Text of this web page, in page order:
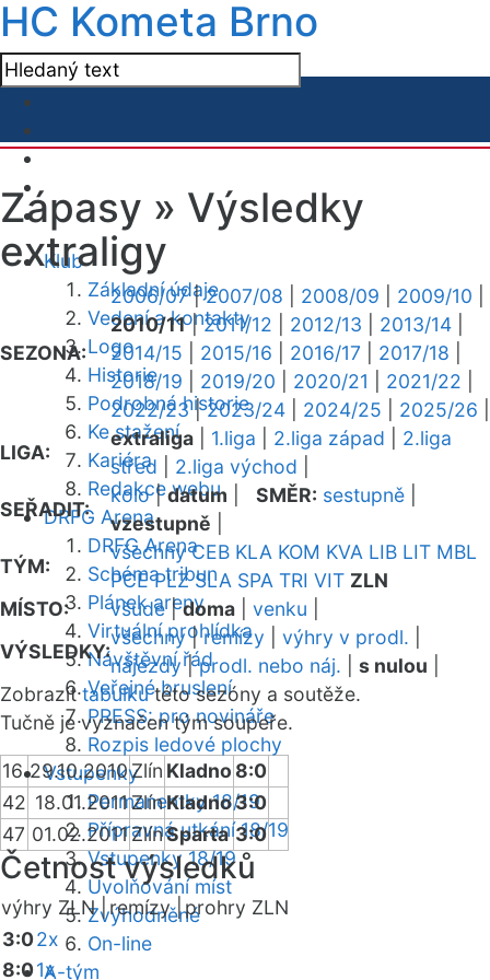
HC Kometa Brno
Klub
Základní údaje
Vedení a kontakty
Logo
Historie
Podrobná historie
Ke stažení
Kariéra
Redakce webu
DRFG Arena
DRFG Arena
Schéma tribun
Plánek areny
Virtuální prohlídka
Návštěvní řád
Veřejné bruslení
PRESS: pro novináře
Rozpis ledové plochy
Vstupenky
Permanentky 18/19
Přípravná utkání 18/19
Vstupenky 18/19
Uvolňování míst
Zvýhodněné
On-line
A-tým
Zápasy » Výsledky
extraligy
SEZONA:
2006/07|2007/08 2008/09 2009/10
2010/11|2011/12 2012/13 2013/14
2014/15
2015/16 2016/17 2017/18
2018/19
2019/20 2020/21 2021/22
2022/23|2023/24 2024/25 2025/26
LIGA:
extraliga 1.liga 2.liga západ
2.liga
střed
2.liga východ
SEŘADIT:
kolo|datum SMĚR: sestupně
vzestupně
TÝM:
všechny CEB KLA KOM KVA LIB LIT MBL
PCE PLZ SLA SPA TRI VIT ZLN
MÍSTO:
všude|doma venku
VÝSLEDKY:
všechny|remízy výhry v prodl.
nájezdy|prodl. nebo náj. s nulou
Zobrazittabulkutéto sezóny a soutěže.
Tučně je vyznačen tým soupeře.
16 29.10.2010Zlín Kladno 8:0
42 18.01.2011ZlínKladno3:0
47 01.02.2011ZlínSparta 3:0
Četnost výsledků
výhry ZLN | remízy |prohry ZLN
3:02x
8:01x